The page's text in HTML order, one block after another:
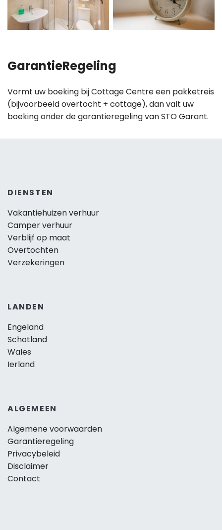
GarantieRegeling
Vormt uw boeking bij Cottage Centre een pakketreis
(bijvoorbeeld overtocht + cottage), dan valt uw
boeking onder de garantieregeling van STO Garant.
DIENSTEN
Vakantiehuizen verhuur
Camper verhuur
Verblijf op maat
Overtochten
Verzekeringen
LANDEN
Engeland
Schotland
Wales
Ierland
ALGEMEEN
Algemene voorwaarden
Garantieregeling
Privacybeleid
Disclaimer
Contact